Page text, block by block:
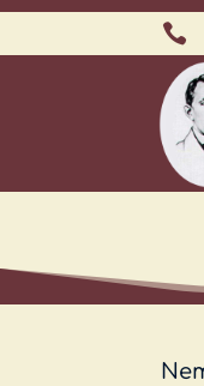
